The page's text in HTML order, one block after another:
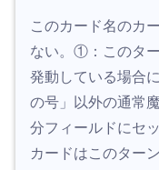
このカード名のカ
ない。①：このタ
発動している場合
の号」以外の通常
分フィールドにセ
カードはこのター